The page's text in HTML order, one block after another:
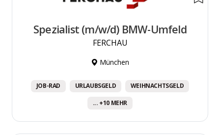
Spezialist (m/w/d) BMW-Umfeld
FERCHAU
München
JOB-RAD URLAUBSGELD WEIHNACHTSGELD
... +10 MEHR